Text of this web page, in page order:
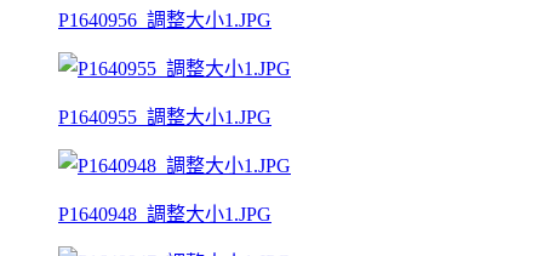
P1640956_調整大小1.JPG
P1640955_調整大小1.JPG
P1640948_調整大小1.JPG